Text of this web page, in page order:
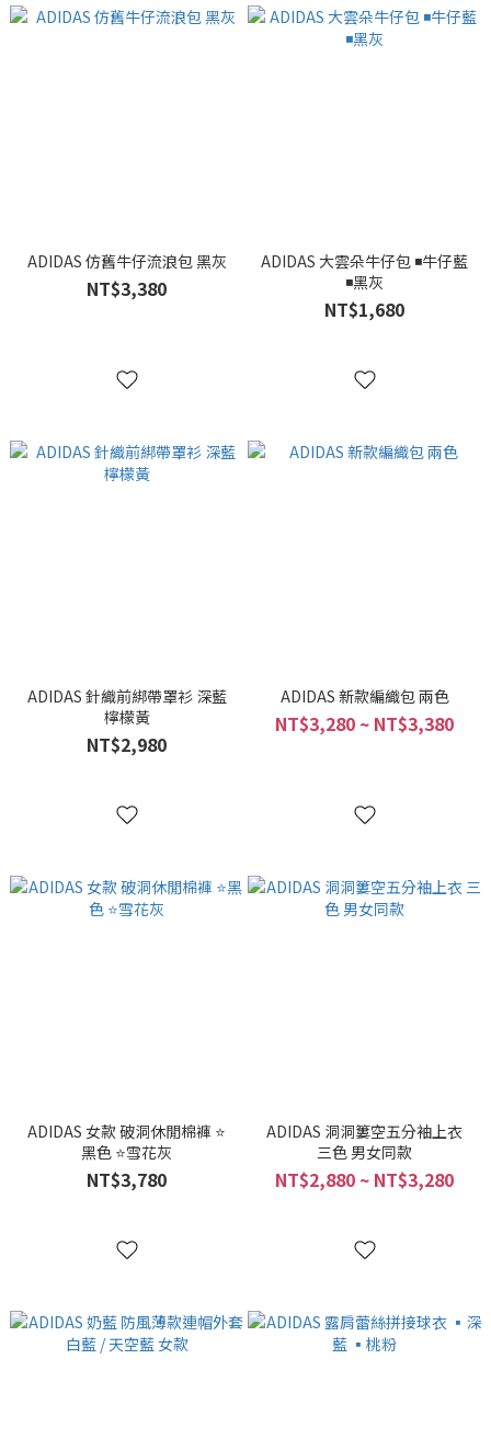
ADIDAS 仿舊牛仔流浪包 黑灰
NT$3,380
ADIDAS 大雲朵牛仔包 ◾牛仔藍
◾黑灰
NT$1,680
ADIDAS 針織前綁帶罩衫 深藍
檸檬黃
NT$2,980
ADIDAS 新款編織包 兩色
NT$3,280 ~ NT$3,380
ADIDAS 女款 破洞休閒棉褲 ⭐
黑色 ⭐雪花灰
NT$3,780
ADIDAS 洞洞簍空五分袖上衣
三色 男女同款
NT$2,880 ~ NT$3,280